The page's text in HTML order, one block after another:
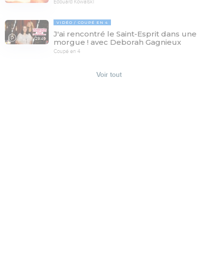
Edouard Kowalski
29:46
VIDÉO COUPÉ EN 4
J'ai rencontré le Saint-Esprit dans une
morgue ! avec Deborah Gagnieux
Coupé en 4
Voir tout